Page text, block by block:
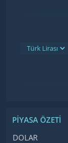
PIYASA ÖZETI
İsim, Kod
DOLAR